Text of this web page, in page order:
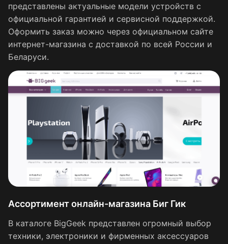
представлены актуальные модели устройств с
официальной гарантией и сервисной поддержкой.
Оформить заказ можно через официальном сайте
интернет-магазина с доставкой по всей России и
Беларуси.
Ассортимент онлайн-магазина Биг Гик
В каталоге BigGeek представлен огромный выбор
техники, электроники и фирменных аксессуаров